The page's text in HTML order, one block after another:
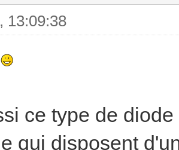
13:09:38
ce type de
qui disposent